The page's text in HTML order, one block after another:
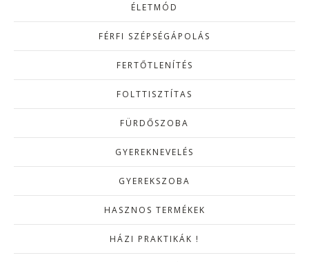
ÉLETMÓD
FÉRFI SZÉPSÉGÁPOLÁS
FERTŐTLENÍTÉS
FOLTTISZTÍTAS
FÜRDŐSZOBA
GYEREKNEVELÉS
GYEREKSZOBA
HASZNOS TERMÉKEK
HÁZI PRAKTIKÁK !